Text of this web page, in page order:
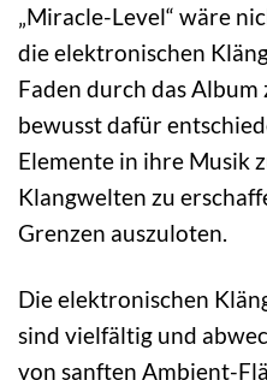
„Miracle-Level“ wäre
die elektronischen
Faden durch das Album
bewusst dafür
Elemente in ihre Musik
Klangwelten zu
Grenzen auszuloten.
Die elektronischen
sind vielfältig und
von sanften Ambient-